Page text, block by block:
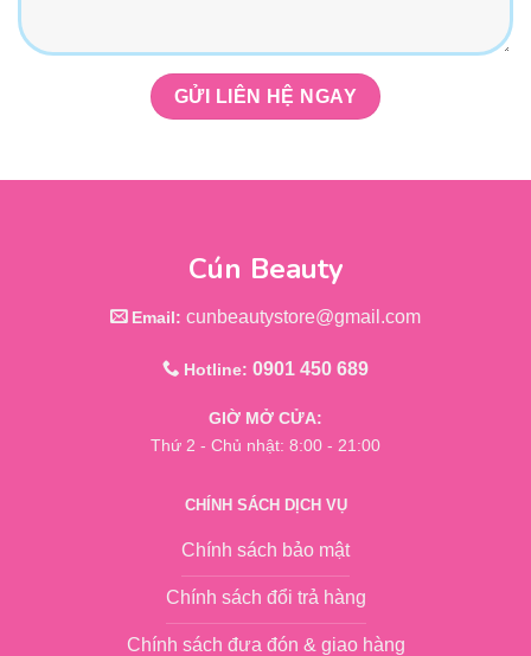
Cún Beauty
Email: cunbeautystore@gmail.com
Hotline: 0901 450 689
GIỜ MỞ CỬA:
Thứ 2 - Chủ nhật: 8:00 - 21:00
CHÍNH SÁCH DỊCH VỤ
Chính sách bảo mật
Chính sách đổi trả hàng
Chính sách đưa đón & giao hàng